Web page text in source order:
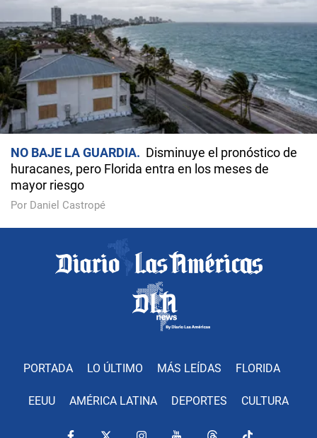
NO BAJE LA GUARDIA
Disminuye el pronóstico de
huracanes, pero Florida entra en los meses de
mayor riesgo
Por Daniel Castropé
PORTADA LO ÚLTIMO MÁS LEÍDAS FLORIDA
EEUU AMÉRICA LATINA DEPORTES CULTURA